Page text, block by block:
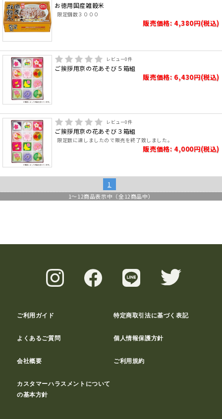
お徳用国産雑穀米
限定個数３０００
販売価格: 4,380円(税込)
レビュー0件
ご挨拶用京の花あそび５箱組
販売価格: 6,430円(税込)
レビュー0件
ご挨拶用京の花あそび３箱組
限定数に達しましたので販売を終了致しました。
販売価格: 4,000円(税込)
1
1～ 12商品表示中（全 12商品中）
ご利用ガイド 特定商取引法に基づく表記
よくあるご質問 個人情報保護方針
会社概要 ご利用規約
カスタマーハラスメントについて
の基本方針